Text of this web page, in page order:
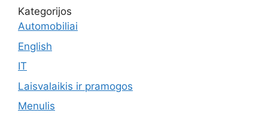
Kategorijos
Automobiliai
English
IT
Laisvalaikis ir pramogos
Menulis